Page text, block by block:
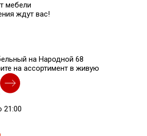
мебели
ждут вас!
на Народной 68
на ассортимент в живую
21:00